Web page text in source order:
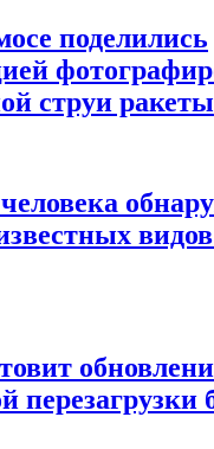
поделились
струи ракеты
перезагрузки